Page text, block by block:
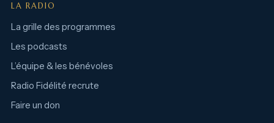
LA RADIO
La grille des programmes
Les podcasts
L’équipe & les bénévoles
Radio Fidélité recrute
Faire un don